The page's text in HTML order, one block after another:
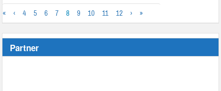
« ‹ 4 5 6 7 8 9 10 11 12 › »
Partner